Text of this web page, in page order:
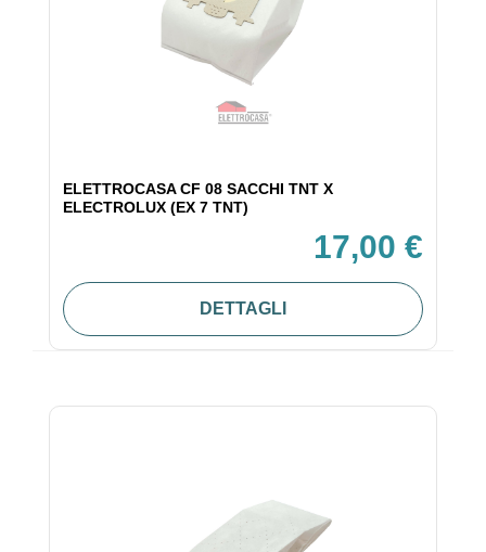
ELETTROCASA CF 08 SACCHI TNT X
ELECTROLUX (EX 7 TNT)
17,00 €
DETTAGLI